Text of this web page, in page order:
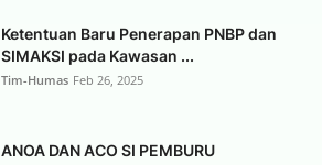
Ketentuan Baru Penerapan PNBP dan
SIMAKSI pada Kawasan ...
Tim-Humas Feb 26, 2025
ANOA DAN ACO SI PEMBURU